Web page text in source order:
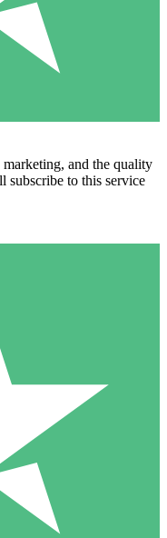
and the quality
subscribe to this service